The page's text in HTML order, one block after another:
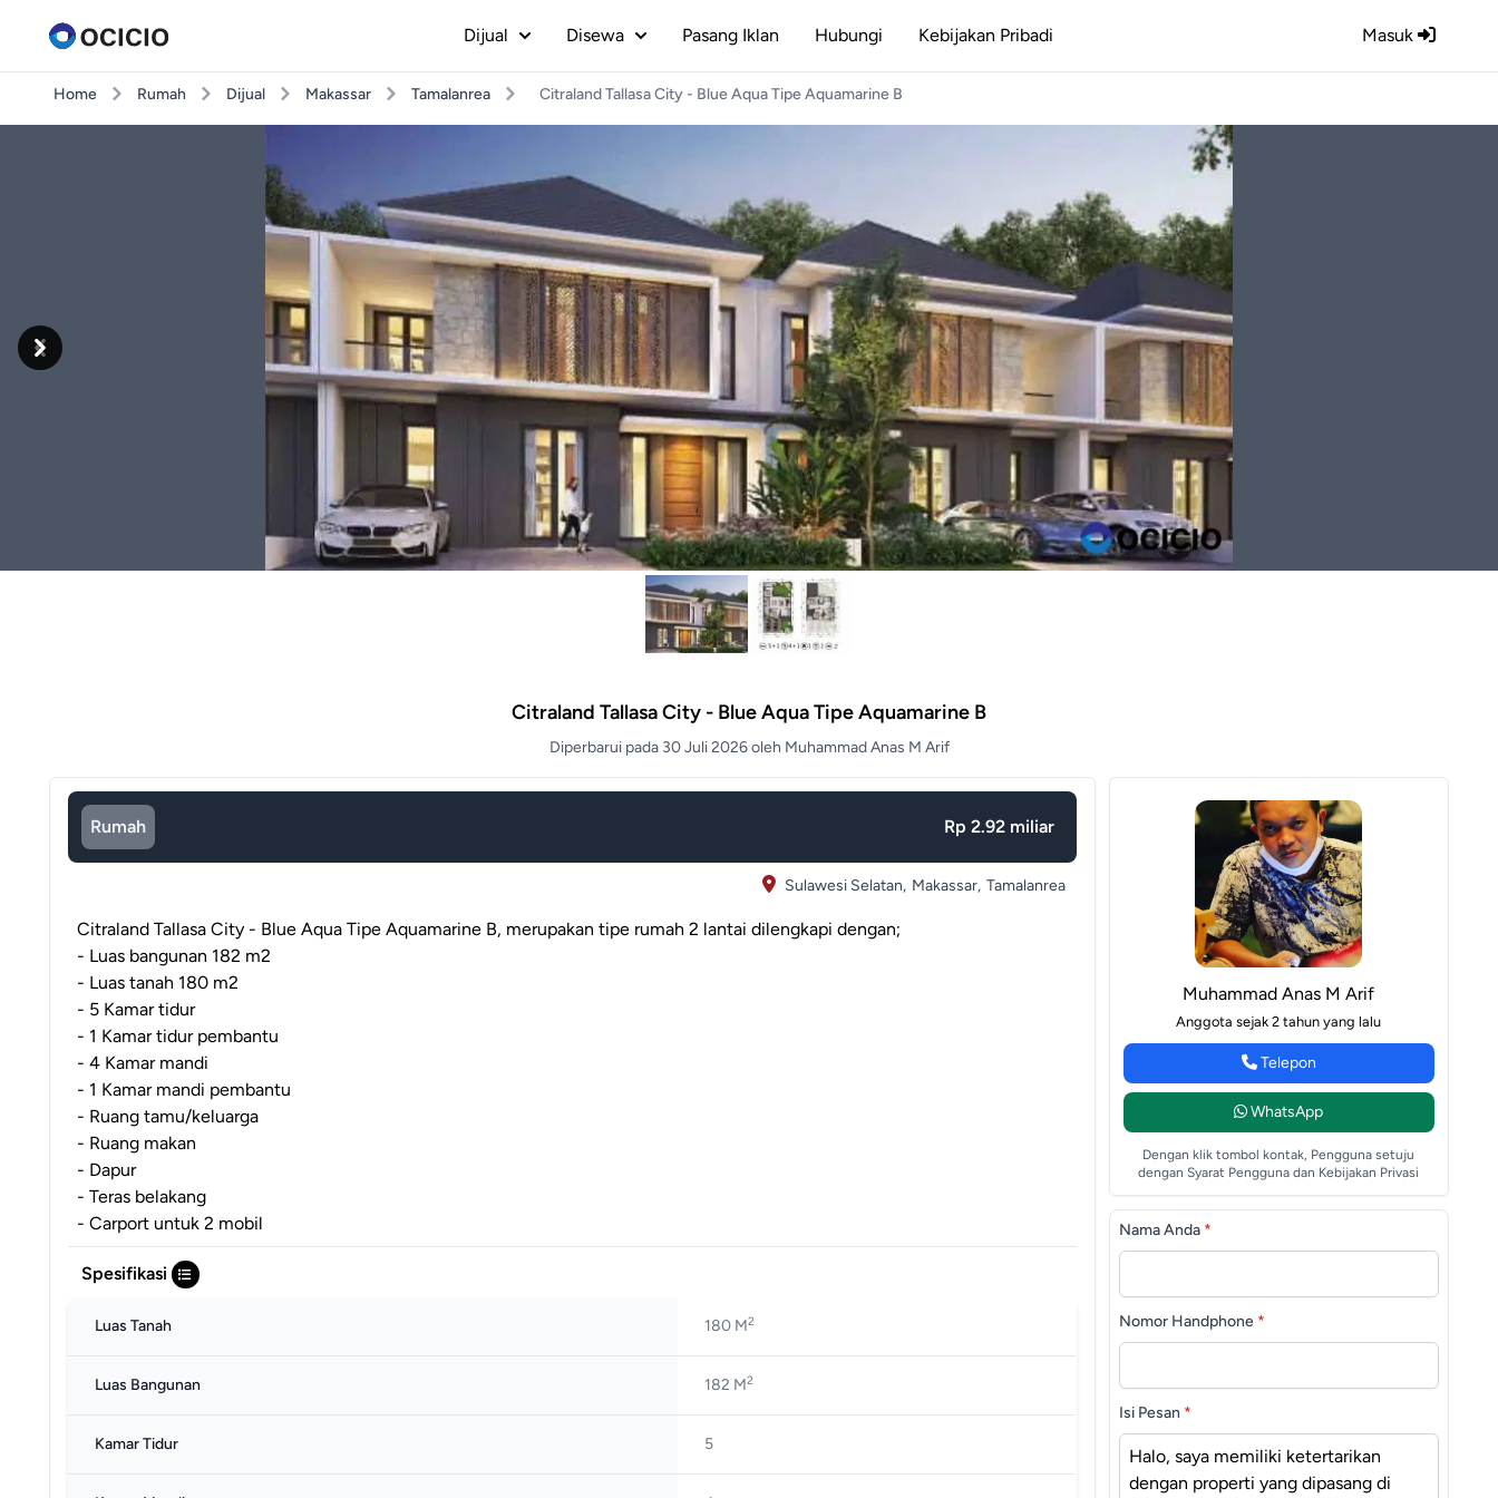
Masuk
Dijual Disewa Pasang Iklan Hubungi Kebijakan Pribadi
Home Rumah Dijual Makassar Tamalanrea Citraland Tallasa City - Blue Aqua Tipe Aquamarine B
Previous
Next
Citraland Tallasa City - Blue Aqua Tipe Aquamarine B
Diperbarui pada 30 Juli 2026 oleh Muhammad Anas M Arif
Rumah Rp 2.92 miliar
Sulawesi Selatan, Makassar, Tamalanrea
Citraland Tallasa City - Blue Aqua Tipe Aquamarine B, merupakan tipe rumah 2 lantai dilengkapi dengan;
- Luas bangunan 182 m2
- Luas tanah 180 m2
- 5 Kamar tidur
- 1 Kamar tidur pembantu
- 4 Kamar mandi
- 1 Kamar mandi pembantu
- Ruang tamu/keluarga
- Ruang makan
- Dapur
- Teras belakang
- Carport untuk 2 mobil
Spesifikasi
Luas Tanah 180 M2
Luas Bangunan 182 M2
Kamar Tidur 5
Muhammad Anas M Arif
Anggota sejak 2 tahun yang lalu
Telepon
WhatsApp
Dengan klik tombol kontak, Pengguna setuju
dengan Syarat Pengguna dan Kebijakan Privasi
Nama Anda *
Nomor Handphone *
Isi Pesan *